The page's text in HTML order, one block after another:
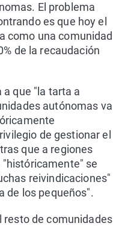
El problema
es que hoy el
como una comunidad
de la recaudación
a que "la tarta a
autónomas va
de gestionar el
que a regiones
se
reivindicaciones"
de los pequeños".
resto de comunidades